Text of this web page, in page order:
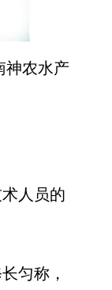
神农水产
人员的
匀称，